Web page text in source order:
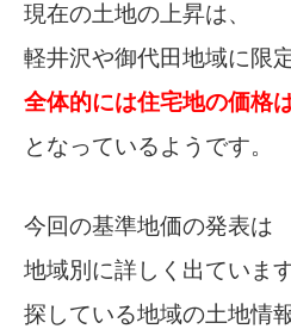
現在の土地の上昇は、
軽井沢や御代田地域に限
全体的には住宅地の価格
となっているようです。
今回の基準地価の発表は
地域別に詳しく出ています
探している地域の土地情